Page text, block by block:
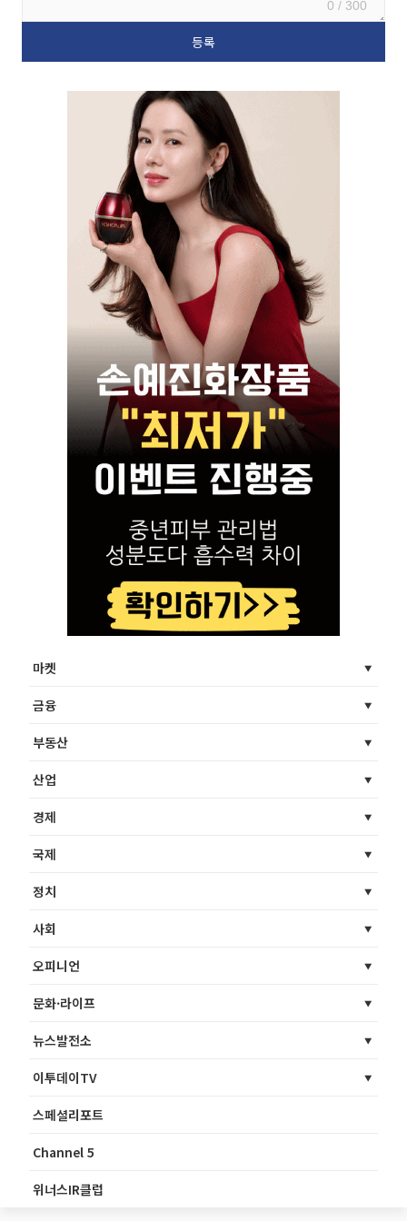
0 / 300
마켓
금융
부동산
산업
경제
국제
정치
사회
오피니언
문화·라이프
뉴스발전소
이투데이TV
스페셜리포트
Channel 5
위너스IR클럽